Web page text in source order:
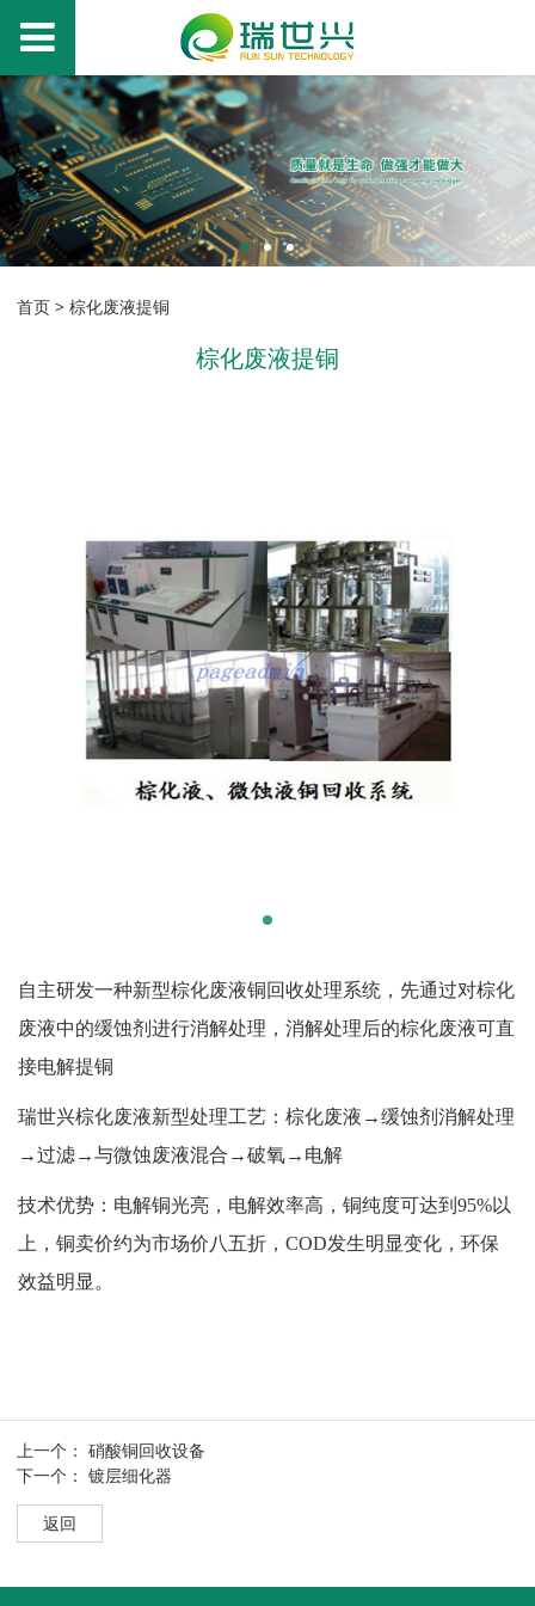
首页 > 棕化废液提铜
棕化废液提铜
自主研发一种新型棕化废液铜回收处理系统，先通过对棕化
废液中的缓蚀剂进行消解处理，消解处理后的棕化废液可直
接电解提铜
瑞世兴棕化废液新型处理工艺：棕化废液→缓蚀剂消解处理
→过滤→与微蚀废液混合→破氧→电解
技术优势：电解铜光亮，电解效率高，铜纯度可达到95%以
上，铜卖价约为市场价八五折，COD发生明显变化，环保
效益明显。
上一个： 硝酸铜回收设备
下一个： 镀层细化器
返回